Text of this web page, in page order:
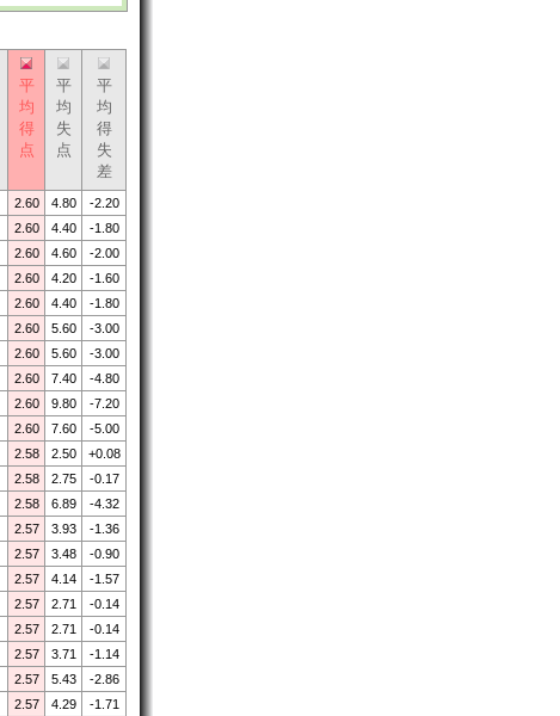
平
均
得
点
平
均
失
点
平
均
得
失
差
2.60 4.80
-2.20
2.60 4.40
-1.80
2.60 4.60
-2.00
2.60 4.20
-1.60
2.60 4.40
-1.80
2.60 5.60
-3.00
2.60 5.60
-3.00
2.60 7.40
-4.80
2.60 9.80
-7.20
2.60 7.60
-5.00
2.58 2.50
+0.08
2.58 2.75
-0.17
2.58 6.89
-4.32
2.57 3.93
-1.36
2.57 3.48
-0.90
2.57 4.14
-1.57
2.57 2.71
-0.14
2.57 2.71
-0.14
2.57 3.71
-1.14
2.57 5.43
-2.86
2.57 4.29
-1.71